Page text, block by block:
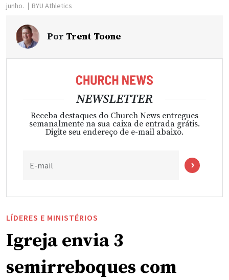
junho.
BYU Athletics
Por Trent Toone
NEWSLETTER
Receba destaques do Church News entregues
semanalmente na sua caixa de entrada grátis.
Digite seu endereço de e-mail abaixo.
E-mail
LÍDERES E MINISTÉRIOS
Igreja envia 3
semirreboques com